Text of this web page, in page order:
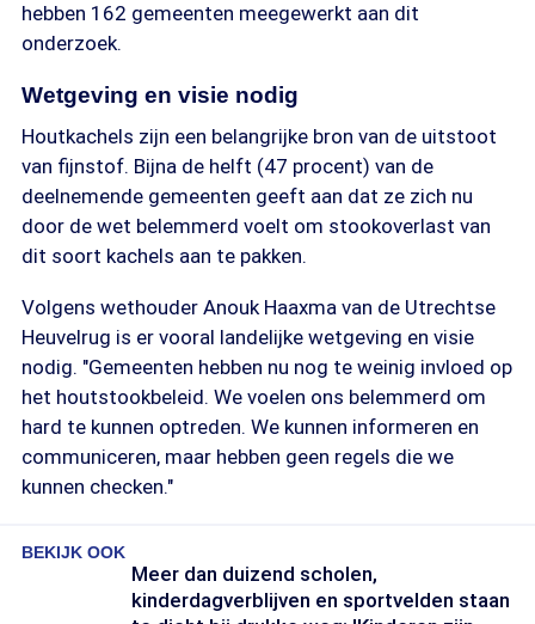
hebben 162 gemeenten meegewerkt aan dit
onderzoek.
Wetgeving en visie nodig
Houtkachels zijn een belangrijke bron van de uitstoot
van fijnstof. Bijna de helft (47 procent) van de
deelnemende gemeenten geeft aan dat ze zich nu
door de wet belemmerd voelt om stookoverlast van
dit soort kachels aan te pakken.
Volgens wethouder Anouk Haaxma van de Utrechtse
Heuvelrug is er vooral landelijke wetgeving en visie
nodig. "Gemeenten hebben nu nog te weinig invloed op
het houtstookbeleid. We voelen ons belemmerd om
hard te kunnen optreden. We kunnen informeren en
communiceren, maar hebben geen regels die we
kunnen checken."
BEKIJK OOK
Meer dan duizend scholen,
kinderdagverblijven en sportvelden staan